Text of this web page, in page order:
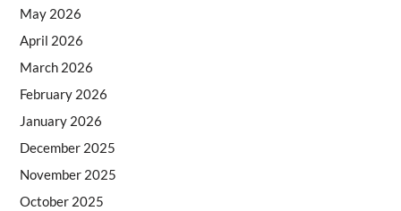
May 2026
April 2026
March 2026
February 2026
January 2026
December 2025
November 2025
October 2025